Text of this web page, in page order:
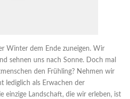
Winter dem Ende zuneigen. Wir
sehnen uns nach Sonne. Doch mal
den Frühling? Nehmen wir
lediglich als Erwachen der
einzige Landschaft, die wir erleben, ist